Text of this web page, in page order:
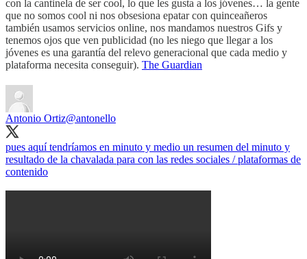
con la cantinela de ser cool, lo que les gusta a los jóvenes… la gente
que no somos cool ni nos obsesiona epatar con quinceañeros
también usamos servicios online, nos mandamos nuestros Gifs y
tenemos ojos que ven publicidad (no les niego que llegar a los
jóvenes es una garantía del relevo generacional que cada medio y
plataforma necesita conseguir). The Guardian
Antonio Ortiz@antonello
pues aquí tendríamos en minuto y medio un resumen del minuto y
resultado de la chavalada para con las redes sociales / plataformas de
contenido